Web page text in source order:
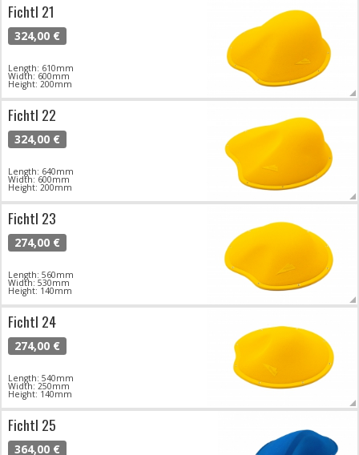
Fichtl 21
324,00 €
Length: 610mm
Width: 600mm
Height: 200mm
Fichtl 22
324,00 €
Length: 640mm
Width: 600mm
Height: 200mm
Fichtl 23
274,00 €
Length: 560mm
Width: 530mm
Height: 140mm
Fichtl 24
274,00 €
Length: 540mm
Width: 250mm
Height: 140mm
Fichtl 25
364,00 €